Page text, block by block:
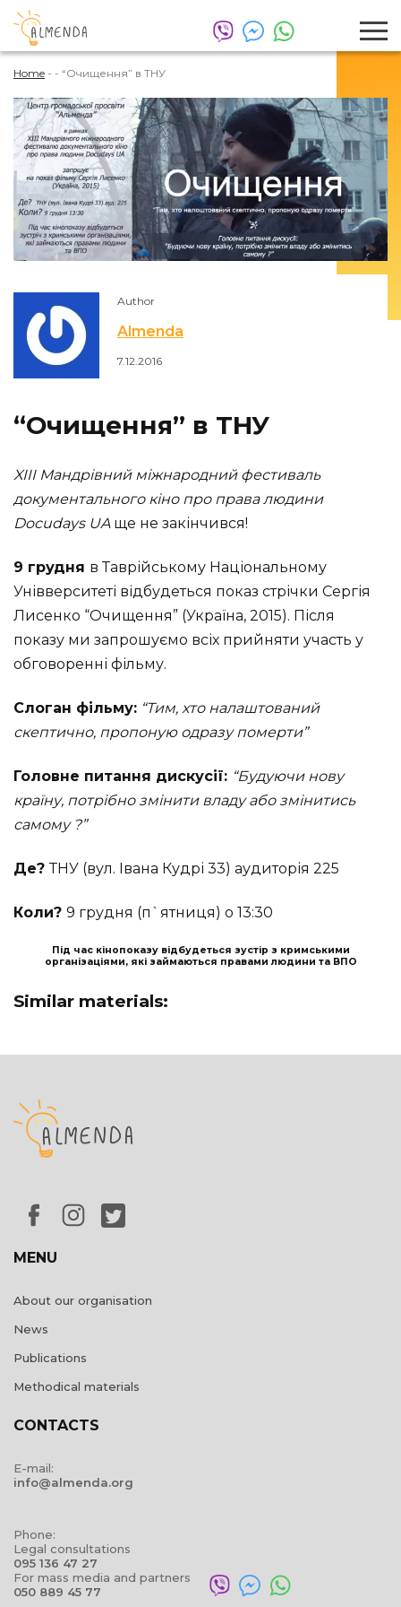
Home - - “Очищення” в ТНУ
Author
Almenda
7.12.2016
“Очищення” в ТНУ
XIII Мандрівний міжнародний фестиваль
документального кіно про права людини
Docudays UA ще не закінчився!
9 грудня в Таврійському Національному
Унівверситеті відбудеться показ стрічки Сергія
Лисенко “Очищення” (Україна, 2015). Після
показу ми запрошуємо всіх прийняти участь у
обговоренні фільму.
Слоган фільму: “Тим, хто налаштований
скептично, пропоную одразу померти”
Головне питання дискусії: “Будуючи нову
країну, потрібно змінити владу або змінитись
самому ?”
Де?ТНУ (вул. Івана Кудрі 33) аудиторія 225
Коли? 9 грудня (п`ятниця) о 13:30
Під час кінопоказу відбудеться зустір з кримськими
організаціями, які займаються правами людини та ВПО
Similar materials:
MENU
About our organisation
News
Publications
Methodical materials
CONTACTS
E-mail:
info@almenda.org
Phone:
Legal consultations
095 136 47 27
For mass media and partners
050 889 45 77